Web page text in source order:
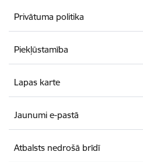
Privātuma politika
Piekļūstamība
Lapas karte
Jaunumi e-pastā
Atbalsts nedrošā brīdī